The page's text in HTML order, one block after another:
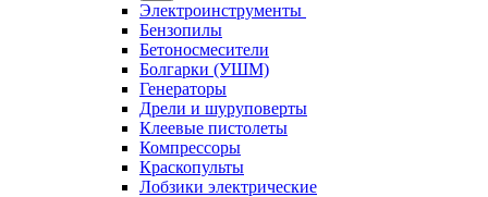
Электроинструменты
Бензопилы
Бетоносмесители
Болгарки (УШМ)
Генераторы
Дрели и шуруповерты
Клеевые пистолеты
Компрессоры
Краскопульты
Лобзики электрические